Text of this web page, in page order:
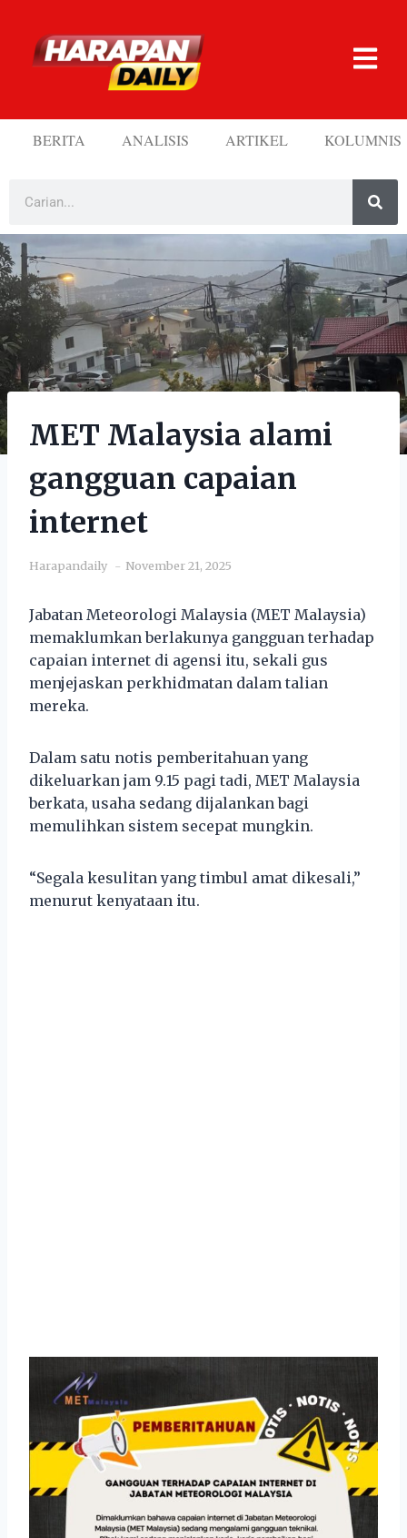
BERITA ANALISIS ARTIKEL KOLUMNIS
MET Malaysia alami
gangguan capaian
internet
Harapandaily November 21, 2025
Jabatan Meteorologi Malaysia (MET Malaysia)
memaklumkan berlakunya gangguan terhadap
capaian internet di agensi itu, sekali gus
menjejaskan perkhidmatan dalam talian
mereka.
Dalam satu notis pemberitahuan yang
dikeluarkan jam 9.15 pagi tadi, MET Malaysia
berkata, usaha sedang dijalankan bagi
memulihkan sistem secepat mungkin.
“Segala kesulitan yang timbul amat dikesali,”
menurut kenyataan itu.